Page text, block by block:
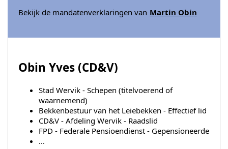
Bekijk de mandatenverklaringen van Martin Obin
Obin Yves (CD&V)
Stad Wervik - Schepen (titelvoerend of
waarnemend)
Bekkenbestuur van het Leiebekken - Effectief lid
CD&V - Afdeling Wervik - Raadslid
FPD - Federale Pensioendienst - Gepensioneerde
...